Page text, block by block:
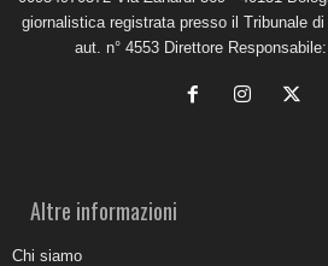
giornalistica registrata presso il Tribunale
aut. n° 4553 Direttore
Altre informazioni
Chi siamo